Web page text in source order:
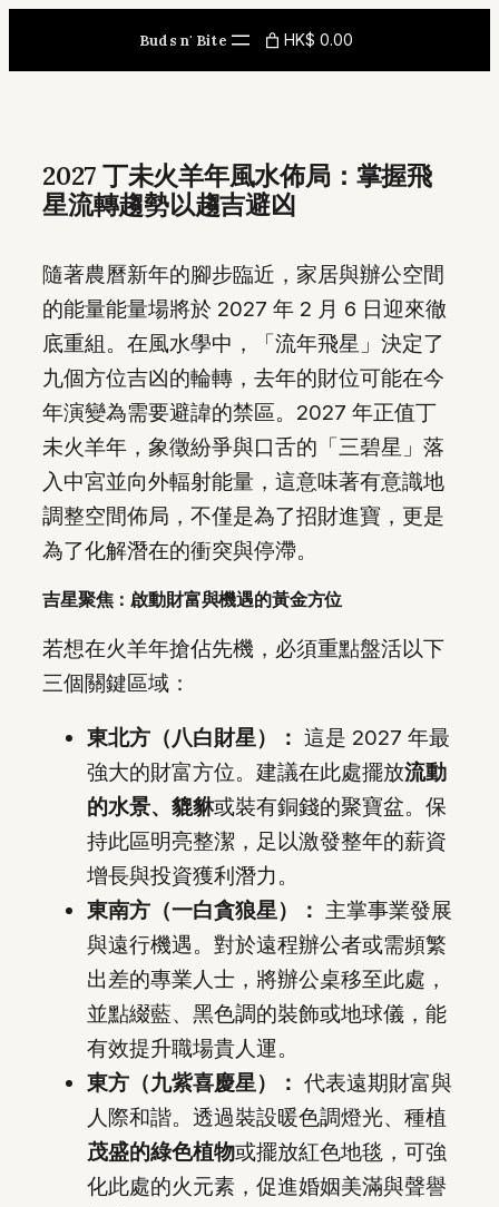
content
Buds n' Bite HK$ 0.00
2027 丁未火羊年風水佈局：掌握飛
星流轉趨勢以趨吉避凶
隨著農曆新年的腳步臨近，家居與辦公空間
的能量能量場將於 2027 年 2 月 6 日迎來徹
底重組。在風水學中，「流年飛星」決定了
九個方位吉凶的輪轉，去年的財位可能在今
年演變為需要避諱的禁區。2027 年正值丁
未火羊年，象徵紛爭與口舌的「三碧星」落
入中宮並向外輻射能量，這意味著有意識地
調整空間佈局，不僅是為了招財進寶，更是
為了化解潛在的衝突與停滯。
吉星聚焦：啟動財富與機遇的黃金方位
若想在火羊年搶佔先機，必須重點盤活以下
三個關鍵區域：
東北方（八白財星）： 這是 2027 年最
強大的財富方位。建議在此處擺放流動
的水景、貔貅或裝有銅錢的聚寶盆。保
持此區明亮整潔，足以激發整年的薪資
增長與投資獲利潛力。
東南方（一白貪狼星）： 主掌事業發展
與遠行機遇。對於遠程辦公者或需頻繁
出差的專業人士，將辦公桌移至此處，
並點綴藍、黑色調的裝飾或地球儀，能
有效提升職場貴人運。
東方（九紫喜慶星）： 代表遠期財富與
人際和諧。透過裝設暖色調燈光、種植
茂盛的綠色植物或擺放紅色地毯，可強
化此處的火元素，促進婚姻美滿與聲譽